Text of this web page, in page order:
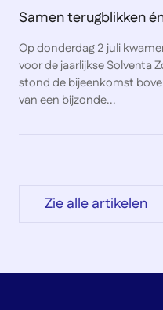
Samen terugblikken
Op donderdag 2 juli
voor de jaarlijkse Solventa
stond de bijeenkomst
van een bijzonde...
Zie alle artikelen